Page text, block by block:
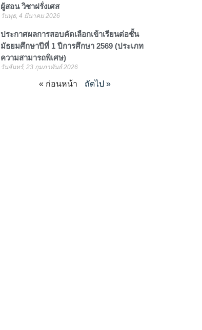
ผู้สอน วิชาฝรั่งเศส
วันพุธ, 4 มีนาคม 2026
ประกาศผลการสอบคัดเลือกเข้าเรียนต่อชั้น
มัธยมศึกษาปีที่ 1 ปีการศึกษา 2569 (ประเภท
ความสามารถพิเศษ)
วันจันทร์, 23 กุมภาพันธ์ 2026
« ก่อนหน้า ถัดไป »